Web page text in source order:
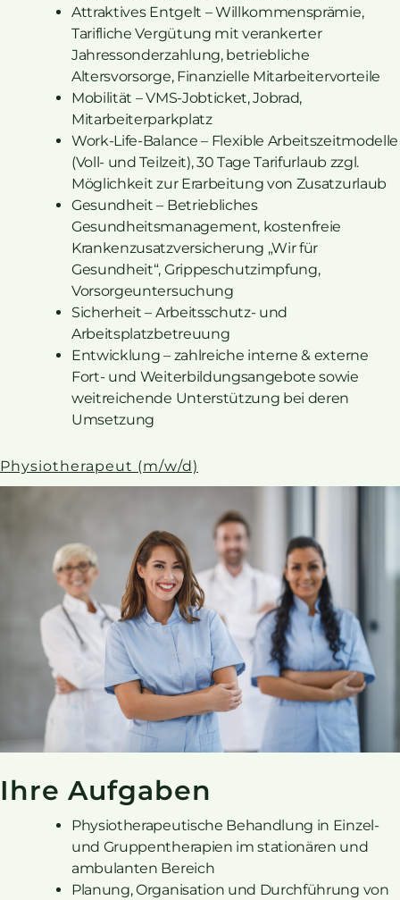
Attraktives Entgelt – Willkommensprämie,
Tarifliche Vergütung mit verankerter
Jahressonderzahlung, betriebliche
Altersvorsorge, Finanzielle Mitarbeitervorteile
Mobilität – VMS-Jobticket, Jobrad,
Mitarbeiterparkplatz
Work-Life-Balance – Flexible Arbeitszeitmodelle
(Voll- und Teilzeit), 30 Tage Tarifurlaub zzgl.
Möglichkeit zur Erarbeitung von Zusatzurlaub
Gesundheit – Betriebliches
Gesundheitsmanagement, kostenfreie
Krankenzusatzversicherung „Wir für
Gesundheit“, Grippeschutzimpfung,
Vorsorgeuntersuchung
Sicherheit – Arbeitsschutz- und
Arbeitsplatzbetreuung
Entwicklung – zahlreiche interne & externe
Fort- und Weiterbildungsangebote sowie
weitreichende Unterstützung bei deren
Umsetzung
Physiotherapeut (m/w/d)
Ihre Aufgaben
Physiotherapeutische Behandlung in Einzel-
und Gruppentherapien im stationären und
ambulanten Bereich
Planung, Organisation und Durchführung von